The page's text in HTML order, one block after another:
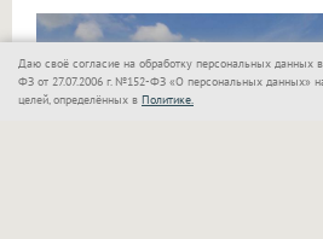
Даю своё согласие на обработку персональных данных в
ФЗ от 27.07.2006 г. №152-ФЗ «О персональных данных»
целей, определённых в Политике.